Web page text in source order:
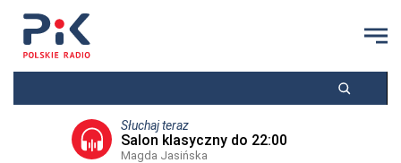
Słuchaj teraz
Salon klasyczny do 22:00
Magda Jasińska